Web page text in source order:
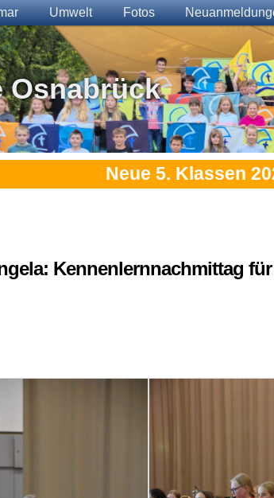
Umwelt Fotos
Osnabrück
Neue 5. Klassen
Kennenlernnachmittag